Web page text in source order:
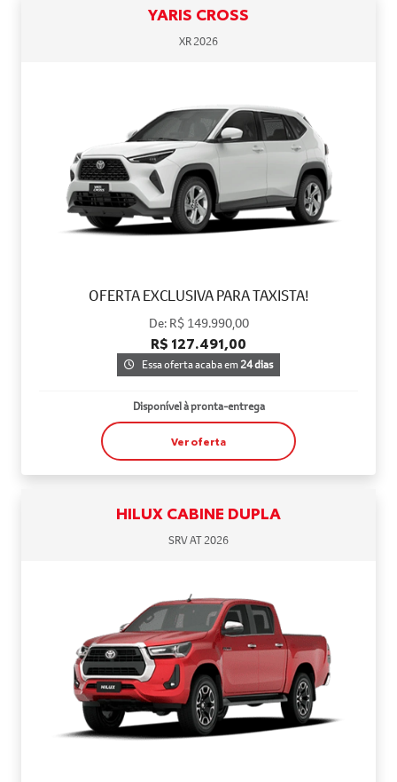
YARIS CROSS
XR 2026
OFERTA EXCLUSIVA PARA TAXISTA!
De: R$ 149.990,00
R$ 127.491,00
Essa oferta acaba em24 dias
Disponível à pronta-entrega
Ver oferta
HILUX CABINE DUPLA
SRV AT 2026